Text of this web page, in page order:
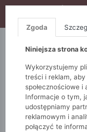
S10),
5.10.15.
Zgoda
Niniejsza strona
Wykorzystujemy
treści i reklam,
społecznościowe
Informacje o tym,
udostępniamy
reklamowym i
połączyć te